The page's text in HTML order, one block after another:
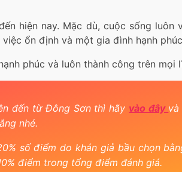
hiện nay. Mặc dù, cuộc sống
ổn định và một gia đình hạnh
phúc và luôn thành công trên mọi
đến từ Đông Sơn thì hãy vào đây
nhé.
số điểm do khán giả bầu chọn
điểm trong tổng điểm đánh giá.